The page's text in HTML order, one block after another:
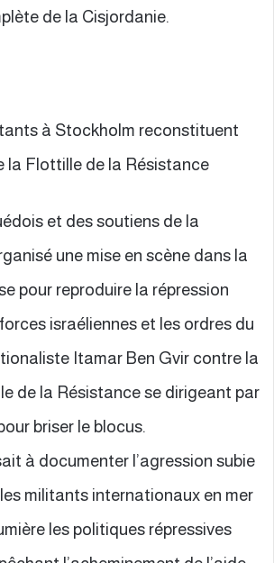
de la Cisjordanie.
à Stockholm reconstituent
la Flottille de la Résistance
et des soutiens de la
une mise en scène dans la
pour reproduire la répression
israéliennes et les ordres du
Itamar Ben Gvir contre la
de la Résistance se dirigeant par
briser le blocus.
à documenter l’agression subie
militants internationaux en mer
les politiques répressives